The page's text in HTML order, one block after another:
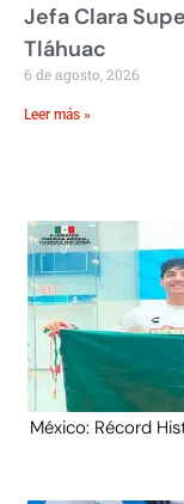
Jefa Clara
Tláhuac
6 de agosto, 2026
Leer más »
México: Récord